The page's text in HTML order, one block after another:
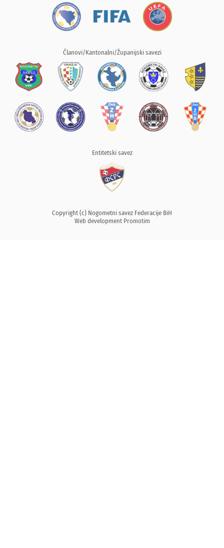
Članovi/Kantonalni/Županijski savezi
Entitetski savez
Copyright (c) Nogometni savez Federacije BiH
Web development Promotim